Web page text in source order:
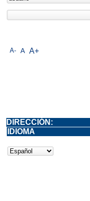
A- A A+
DIRECCIÓN:
IDIOMA